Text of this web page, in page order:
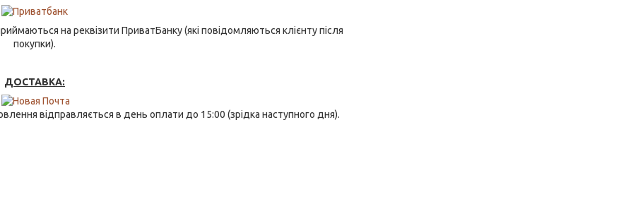
на реквізити ПриватБанку (які повідомляються клієнту після
покупки).
ДОСТАВКА:
відправляється в день оплати до 15:00 (зрідка наступного дня).